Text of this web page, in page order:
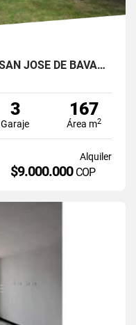
CASA EN VENTA - ARRIENDO SAN JOSÉ DE BAVARIA
3
Garaje
167
Área m2
Alquiler
$9.000.000 COP